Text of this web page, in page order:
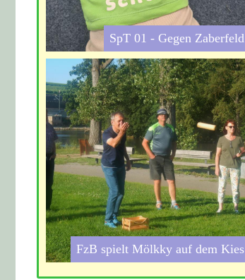
SpT 01 - Gegen Zaberfeld
FzB spielt Mölkky auf dem Kies